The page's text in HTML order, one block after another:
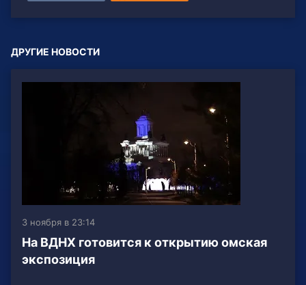
ДРУГИЕ НОВОСТИ
3 ноября в 23:14
На ВДНХ готовится к открытию омская
экспозиция